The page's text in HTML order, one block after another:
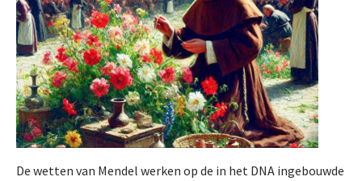
De wetten van Mendel werken op de in het DNA ingebouwde